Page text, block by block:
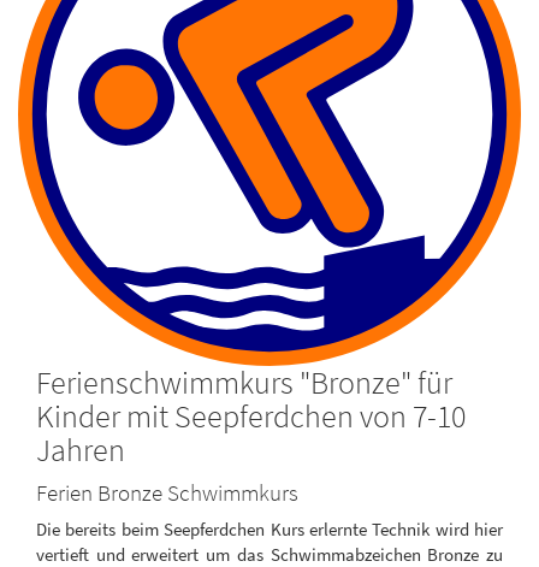
Ferienschwimmkurs "Bronze" für
Kinder mit Seepferdchen von 7-10
Jahren
Ferien Bronze Schwimmkurs
Die bereits beim Seepferdchen Kurs erlernte Technik wird hier
vertieft und erweitert um das Schwimmabzeichen Bronze zu